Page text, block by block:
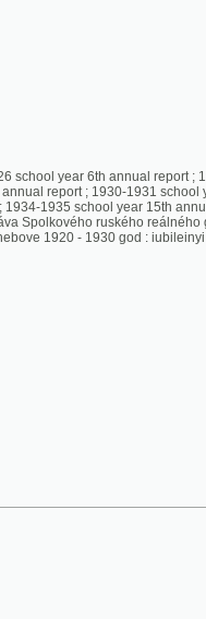
annual report ; 1926-1927 school
year 15th annual report Title
reálného gymnasia v
god : iubileinyi istoricheskii